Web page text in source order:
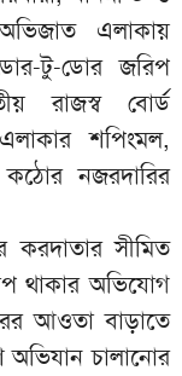
এলাকায়
টু-ডোর জরিপ
রাজস্ব বোর্ড
শপিংমল,
নজরদারির
করদাতার সীমিত
থাকার অভিযোগ
আওতা বাড়াতে
চালানোর